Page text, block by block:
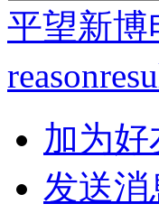
平望新博
加为好
发送消